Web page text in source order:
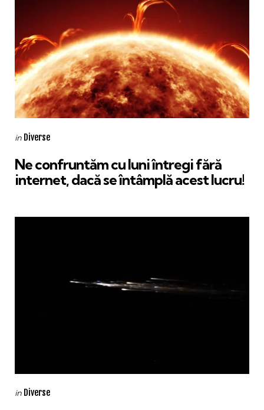
Categories
Posted
in Diverse
Ne confruntăm cu luni întregi fără
internet, dacă se întâmplă acest lucru!
Categories
Posted
in Diverse